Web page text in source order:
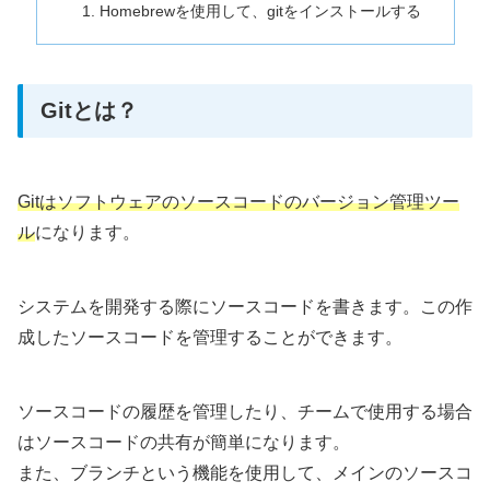
Homebrewを使用して、gitをインストールする
Gitとは？
Gitはソフトウェアのソースコードのバージョン管理ツー
ルになります。
システムを開発する際にソースコードを書きます。この作
成したソースコードを管理することができます。
ソースコードの履歴を管理したり、チームで使用する場合
はソースコードの共有が簡単になります。
また、ブランチという機能を使用して、メインのソースコ